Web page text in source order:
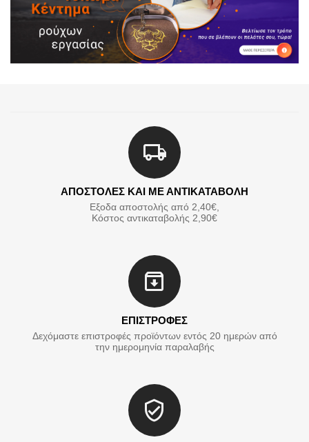
ΑΠΟΣΤΟΛΕΣ ΚΑΙ ΜΕ ΑΝΤΙΚΑΤΑΒΟΛΗ
Εξοδα αποστολής από 2,40€,
Κόστος αντικαταβολής 2,90€
ΕΠΙΣΤΡΟΦΕΣ
Δεχόμαστε επιστροφές προϊόντων εντός 20 ημερών από
την ημερομηνία παραλαβής